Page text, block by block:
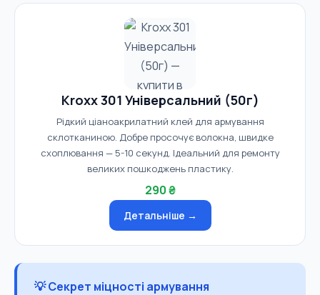
Kroxx 301 Універсальний (50г)
Рідкий ціаноакрилатний клей для армування
склотканиною. Добре просочує волокна, швидке
схоплювання — 5-10 секунд. Ідеальний для ремонту
великих пошкоджень пластику.
290 ₴
Детальніше →
💡 Секрет міцності армування